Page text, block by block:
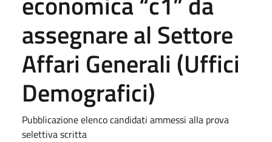
assegnare al Settore
Affari Generali (Uffici
Demografici)
Pubblicazione elenco candidati ammessi alla prova
selettiva scritta